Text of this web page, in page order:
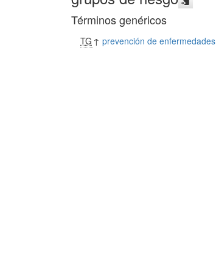
Términos genéricos
TG ↑prevención de enfermedades